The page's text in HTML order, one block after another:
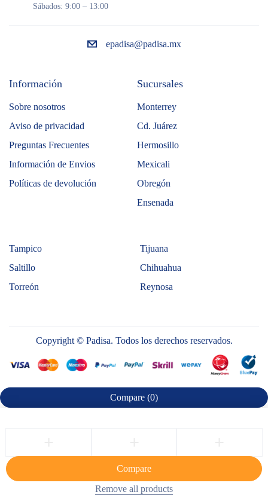
Sábados: 9:00 – 13:00
epadisa@padisa.mx
Información
Sobre nosotros
Aviso de privacidad
Preguntas Frecuentes
Información de Envios
Políticas de devolución
Sucursales
Monterrey
Cd. Juárez
Hermosillo
Mexicali
Obregón
Ensenada
Tampico
Tijuana
Saltillo
Chihuahua
Torreón
Reynosa
Copyright © Padisa. Todos los derechos reservados.
Compare (0)
Compare
Remove all products